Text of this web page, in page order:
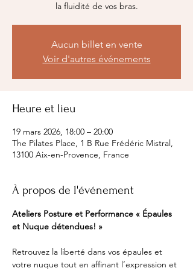
la fluidité de vos bras.
Aucun billet en vente
Voir d'autres événements
Heure et lieu
19 mars 2026, 18:00 – 20:00
The Pilates Place, 1 B Rue Frédéric Mistral,
13100 Aix-en-Provence, France
À propos de l'événement
Ateliers Posture et Performance « Épaules
et Nuque détendues! »
Retrouvez la liberté dans vos épaules et
votre nuque tout en affinant l’expression et